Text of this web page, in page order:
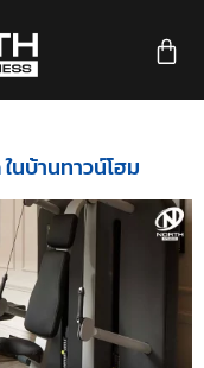
นบ้านทาวน์โฮม